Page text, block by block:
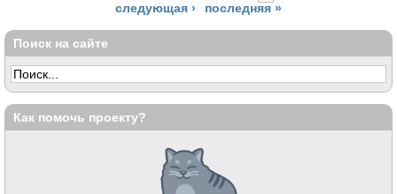
следующая ›
последняя »
Поиск на сайте
Как помочь проекту?